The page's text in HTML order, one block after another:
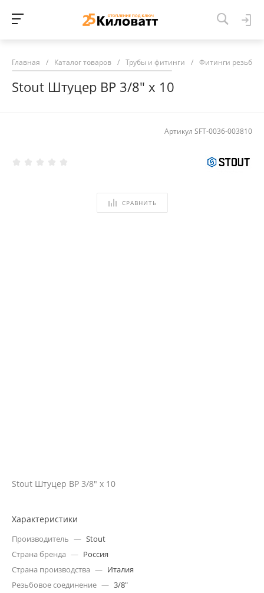
Главная / Каталог товаров / Трубы и фитинги / Фитинги
Stout Штуцер ВР 3/8" х 10
Артикул SFT-0036-003810
СРАВНИТЬ
Stout Штуцер ВР 3/8" х 10
Характеристики
Производитель — Stout
Страна бренда — Россия
Страна производства — Италия
Резьбовое соединение — 3/8"